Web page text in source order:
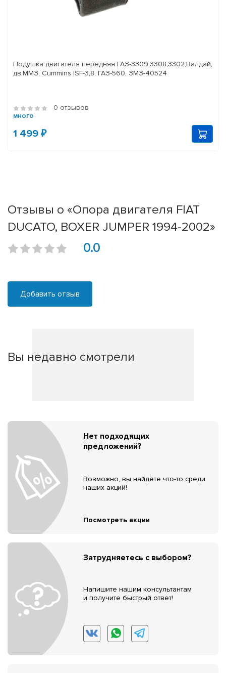
Подушка двигателя передняя ГАЗ-3309,3308,3302,Валдай,
дв.ММЗ, Cummins ISF-3,8, ГАЗ-560, ЗМЗ-40524
0 отзывов
много
1 499 ₽
Отзывы о «Опора двигателя FIAT
DUCATO, BOXER JUMPER 1994-2002»
0.0
Добавить отзыв
Вы недавно смотрели
Нет подходящих
предложений?
Возможно, вы найдёте что-то среди
наших акций!
Посмотреть акции
Затрудняетесь с выбором?
Напишите нашим консультантам
и получите быстрый ответ!